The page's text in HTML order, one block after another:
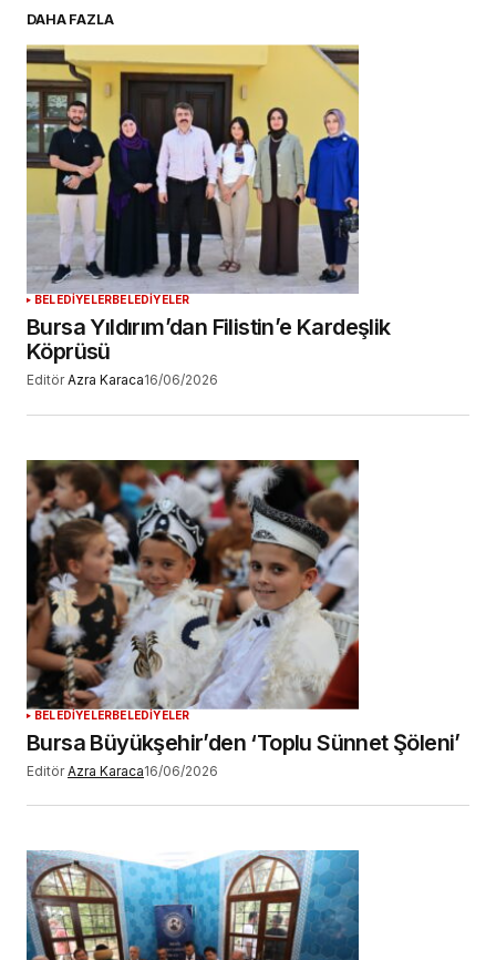
Daha sonraki yorumlarımda kullanılması için
adım, e-posta adresim ve site adresim bu
tarayıcıya kaydedilsin.
YORUM GÖNDER
DAHA FAZLA
BELEDİYELERBELEDİYELER
Bursa Yıldırım’dan Filistin’e Kardeşlik
Köprüsü
Editör Azra Karaca16/06/2026
BELEDİYELERBELEDİYELER
Bursa Büyükşehir’den ‘Toplu Sünnet Şöleni’
Editör Azra Karaca16/06/2026